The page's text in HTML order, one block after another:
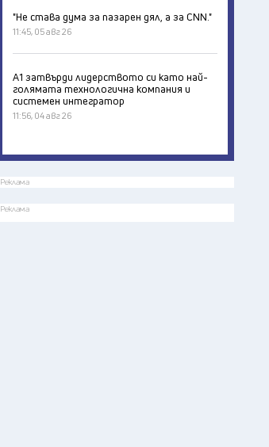
"Не става дума за пазарен дял, а за CNN."
11:45, 05 авг 26
А1 затвърди лидерството си като най-
голямата технологична компания и
системен интегратор
11:56, 04 авг 26
Реклама
Реклама